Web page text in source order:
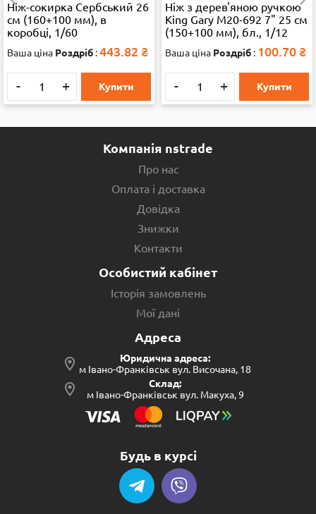
Ніж-сокирка Сербський 26
см (160+100 мм), в
коробці, 1/60
Ваша ціна Роздріб :443.82 ₴
- + Купити
Ніж з дерев'яною ручкою
King Gary M20-692 7" 25 см
(150+100 мм), бл., 1/12
Ваша ціна Роздріб : 100.70 ₴
- + Купити
Компанія nstrade
Про нас
Оплата і доставка
Довідка
Знижки
Контакти
Особистий кабінет
Історія замовлень
Мої дані
Адреса
Юридична адреса:
м Івано-Франківськ вул. Височана, 18
Склад:
м Івано-Франківськ вул. Макуха, 9
Будь в курсі